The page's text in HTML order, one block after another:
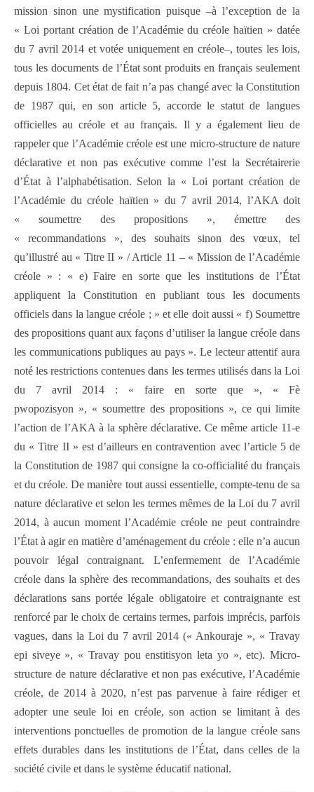
mission sinon une mystification puisque –à l’exception de la
« Loi portant création de l’Académie du créole haïtien » datée
du 7 avril 2014 et votée uniquement en créole–, toutes les lois,
tous les documents de l’État sont produits en français seulement
depuis 1804. Cet état de fait n’a pas changé avec la Constitution
de 1987 qui, en son article 5, accorde le statut de langues
officielles au créole et au français. Il y a également lieu de
rappeler que l’Académie créole est une micro-structure de nature
déclarative et non pas exécutive comme l’est la Secrétairerie
d’État à l’alphabétisation. Selon la « Loi portant création de
l’Académie du créole haïtien » du 7 avril 2014, l’AKA doit
« soumettre des propositions », émettre des
« recommandations », des souhaits sinon des vœux, tel
qu’illustré au « Titre II » / Article 11 – « Mission de l’Académie
créole » : « e) Faire en sorte que les institutions de l’État
appliquent la Constitution en publiant tous les documents
officiels dans la langue créole ; » et elle doit aussi « f) Soumettre
des propositions quant aux façons d’utiliser la langue créole dans
les communications publiques au pays ». Le lecteur attentif aura
noté les restrictions contenues dans les termes utilisés dans la Loi
du 7 avril 2014 : « faire en sorte que », « Fè
pwopozisyon », « soumettre des propositions », ce qui limite
l’action de l’AKA à la sphère déclarative. Ce même article 11-e
du « Titre II » est d’ailleurs en contravention avec l’article 5 de
la Constitution de 1987 qui consigne la co-officialité du français
et du créole. De manière tout aussi essentielle, compte-tenu de sa
nature déclarative et selon les termes mêmes de la Loi du 7 avril
2014, à aucun moment l’Académie créole ne peut contraindre
l’État à agir en matière d’aménagement du créole : elle n’a aucun
pouvoir légal contraignant. L’enfermement de l’Académie
créole dans la sphère des recommandations, des souhaits et des
déclarations sans portée légale obligatoire et contraignante est
renforcé par le choix de certains termes, parfois imprécis, parfois
vagues, dans la Loi du 7 avril 2014 (« Ankouraje », « Travay
epi siveye », « Travay pou enstitisyon leta yo », etc). Micro-
structure de nature déclarative et non pas exécutive, l’Académie
créole, de 2014 à 2020, n’est pas parvenue à faire rédiger et
adopter une seule loi en créole, son action se limitant à des
interventions ponctuelles de promotion de la langue créole sans
effets durables dans les institutions de l’État, dans celles de la
société civile et dans le système éducatif national.